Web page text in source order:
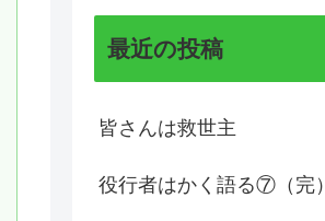
最近の投稿
皆さんは救世主
役行者はかく語る⑦（完）